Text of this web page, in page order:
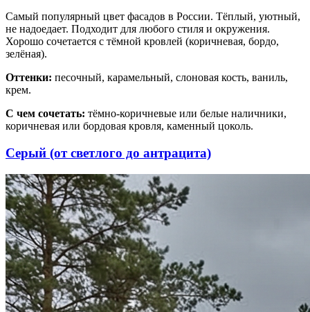
Самый популярный цвет фасадов в России. Тёплый, уютный,
не надоедает. Подходит для любого стиля и окружения.
Хорошо сочетается с тёмной кровлей (коричневая, бордо,
зелёная).
Оттенки: песочный, карамельный, слоновая кость, ваниль,
крем.
С чем сочетать: тёмно-коричневые или белые наличники,
коричневая или бордовая кровля, каменный цоколь.
Серый (от светлого до антрацита)